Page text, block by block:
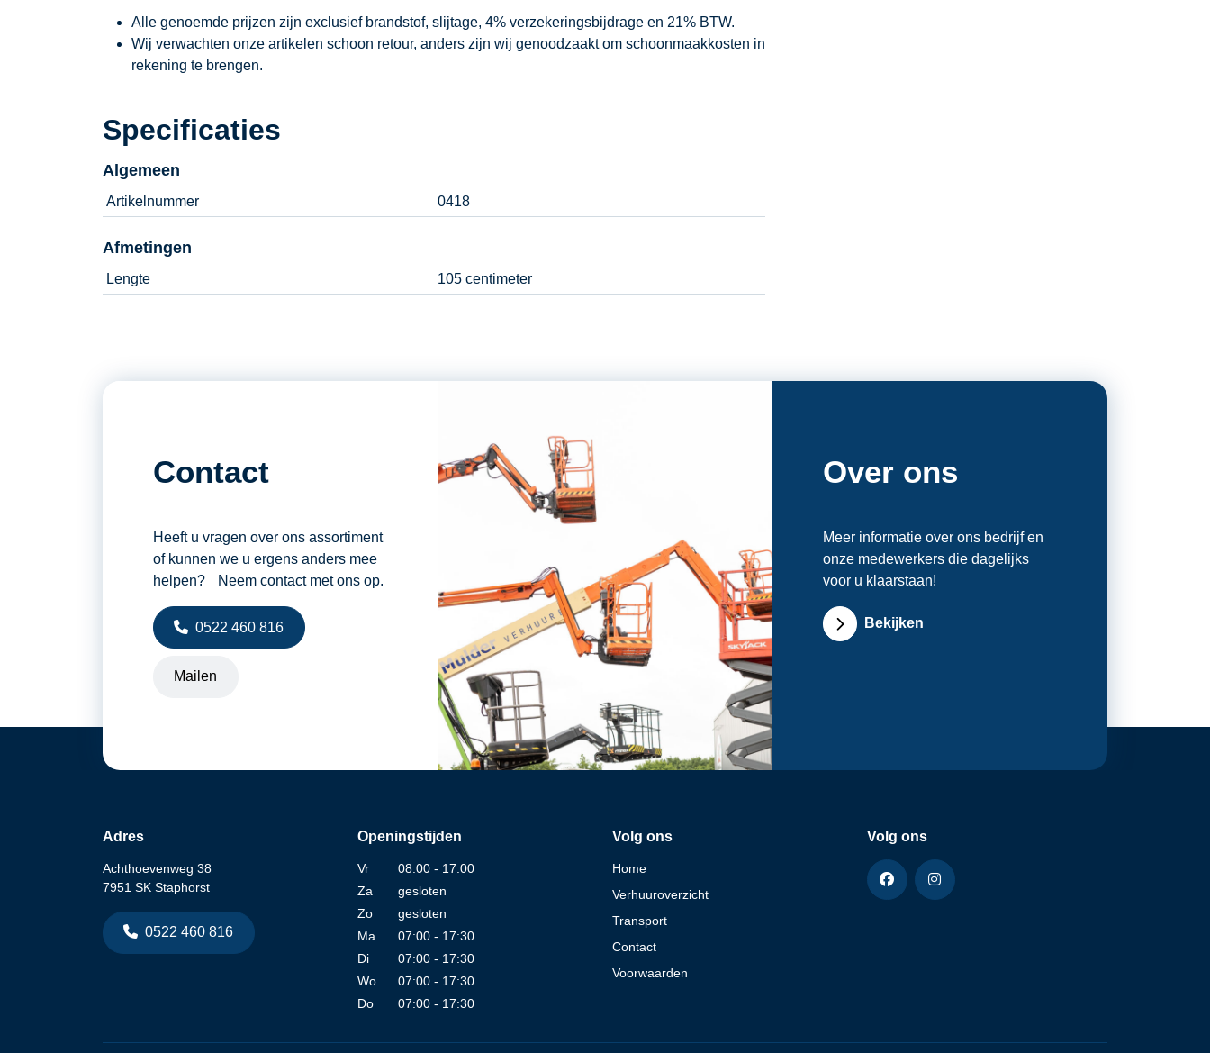
Alle genoemde prijzen zijn exclusief brandstof, slijtage, 4% verzekeringsbijdrage en 21% BTW.
Wij verwachten onze artikelen schoon retour, anders zijn wij genoodzaakt om schoonmaakkosten in
rekening te brengen.
Specificaties
Algemeen
Artikelnummer 0418
Afmetingen
Lengte 105 centimeter
Contact
Heeft u vragen over ons assortiment
of kunnen we u ergens anders mee
helpen? Neem contact met ons op.
0522 460 816
Mailen
Over ons
Meer informatie over ons bedrijf en
onze medewerkers die dagelijks
voor u klaarstaan!
Bekijken
Adres
Achthoevenweg 38
7951 SK Staphorst
0522 460 816
Openingstijden
Vr
08:00 - 17:00
Za
gesloten
Zo
gesloten
Ma
07:00 - 17:30
Di
07:00 - 17:30
Wo
07:00 - 17:30
Do
07:00 - 17:30
Volg ons
Home
Verhuuroverzicht
Transport
Contact
Voorwaarden
Volg ons